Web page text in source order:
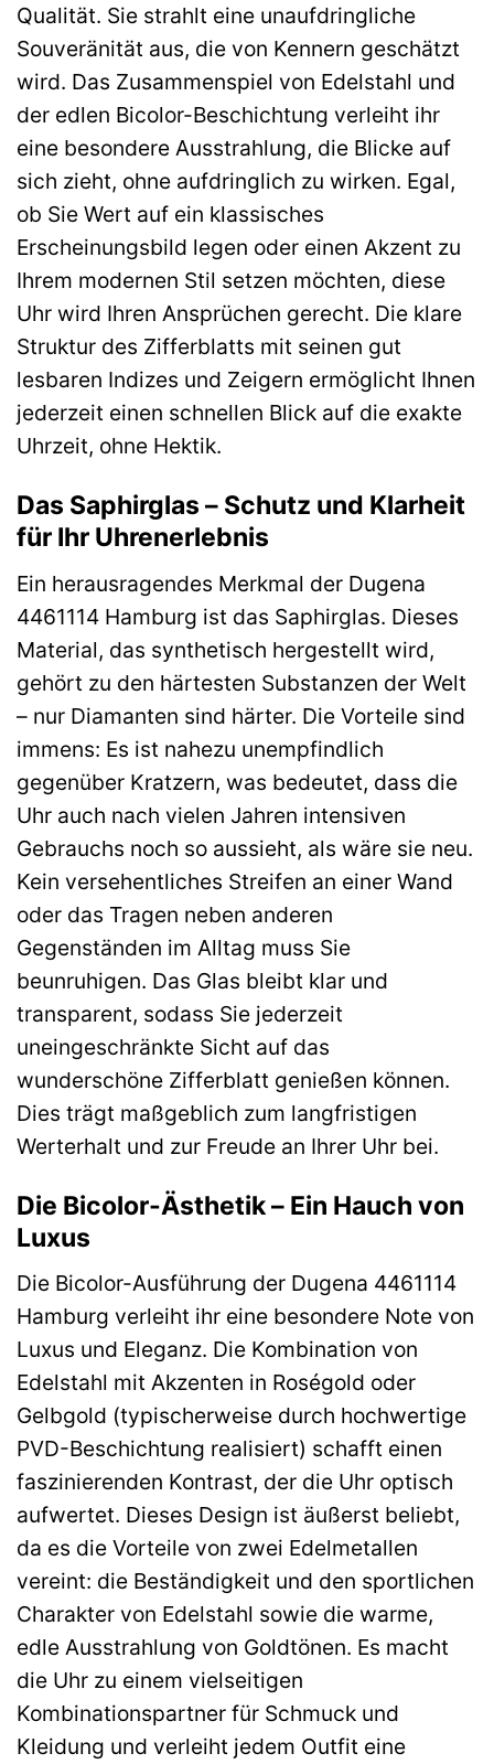
Qualität. Sie strahlt eine unaufdringliche
Souveränität aus, die von Kennern geschätzt
wird. Das Zusammenspiel von Edelstahl und
der edlen Bicolor-Beschichtung verleiht ihr
eine besondere Ausstrahlung, die Blicke auf
sich zieht, ohne aufdringlich zu wirken. Egal,
ob Sie Wert auf ein klassisches
Erscheinungsbild legen oder einen Akzent zu
Ihrem modernen Stil setzen möchten, diese
Uhr wird Ihren Ansprüchen gerecht. Die klare
Struktur des Zifferblatts mit seinen gut
lesbaren Indizes und Zeigern ermöglicht Ihnen
jederzeit einen schnellen Blick auf die exakte
Uhrzeit, ohne Hektik.
Das Saphirglas – Schutz und Klarheit
für Ihr Uhrenerlebnis
Ein herausragendes Merkmal der Dugena
4461114 Hamburg ist das Saphirglas. Dieses
Material, das synthetisch hergestellt wird,
gehört zu den härtesten Substanzen der Welt
– nur Diamanten sind härter. Die Vorteile sind
immens: Es ist nahezu unempfindlich
gegenüber Kratzern, was bedeutet, dass die
Uhr auch nach vielen Jahren intensiven
Gebrauchs noch so aussieht, als wäre sie neu.
Kein versehentliches Streifen an einer Wand
oder das Tragen neben anderen
Gegenständen im Alltag muss Sie
beunruhigen. Das Glas bleibt klar und
transparent, sodass Sie jederzeit
uneingeschränkte Sicht auf das
wunderschöne Zifferblatt genießen können.
Dies trägt maßgeblich zum langfristigen
Werterhalt und zur Freude an Ihrer Uhr bei.
Die Bicolor-Ästhetik – Ein Hauch von
Luxus
Die Bicolor-Ausführung der Dugena 4461114
Hamburg verleiht ihr eine besondere Note von
Luxus und Eleganz. Die Kombination von
Edelstahl mit Akzenten in Roségold oder
Gelbgold (typischerweise durch hochwertige
PVD-Beschichtung realisiert) schafft einen
faszinierenden Kontrast, der die Uhr optisch
aufwertet. Dieses Design ist äußerst beliebt,
da es die Vorteile von zwei Edelmetallen
vereint: die Beständigkeit und den sportlichen
Charakter von Edelstahl sowie die warme,
edle Ausstrahlung von Goldtönen. Es macht
die Uhr zu einem vielseitigen
Kombinationspartner für Schmuck und
Kleidung und verleiht jedem Outfit eine